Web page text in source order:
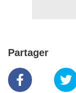
Partager